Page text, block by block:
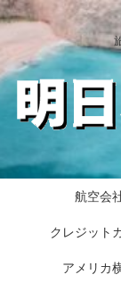
航空会
クレジット
アメリカ